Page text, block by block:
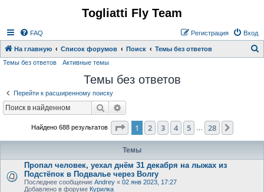
Togliatti Fly Team
FAQ Вход
Регистрация
На главную Список форумов Поиск Темы без ответов
Темы без ответов Активные темы
Темы без ответов
Перейти к расширенному поиску
Поиск
Найдено 688 результатов Страница из 28
1 2 3 4 5 28
Темы
Пропал человек, уехал днём 31 декабря на лыжах из
Подстёпок в Подвалье через Волгу
Последнее сообщение Andrey « 02 янв 2023, 17:27
Добавлено в форуме Курилка